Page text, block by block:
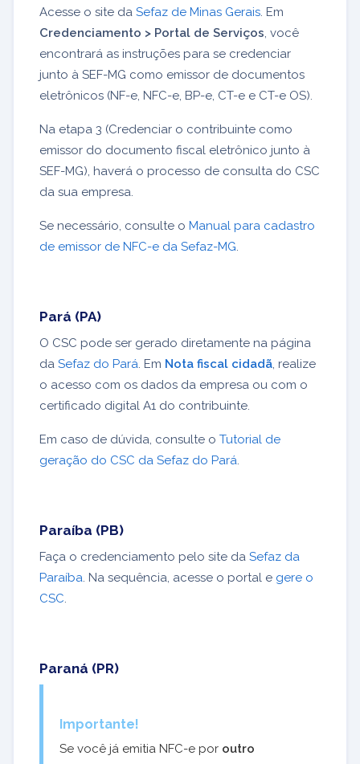
Acesse o site da Sefaz de Minas Gerais . Em
Credenciamento > Portal de Serviços , você
encontrará as instruções para se credenciar
junto à SEF-MG como emissor de documentos
eletrônicos (NF-e, NFC-e, BP-e, CT-e e CT-e OS).
Na etapa 3 (Credenciar o contribuinte como
emissor do documento fiscal eletrônico junto à
SEF-MG), haverá o processo de consulta do CSC
da sua empresa.
Se necessário, consulte o Manual para cadastro
de emissor de NFC-e da Sefaz-MG
Pará (PA)
O CSC pode ser gerado diretamente na página
da Sefaz do Pará . Em Nota fiscal cidadã , realize
o acesso com os dados da empresa ou com o
certificado digital A1 do contribuinte.
Em caso de dúvida, consulte o Tutorial de
geração do CSC da Sefaz do Pará
Paraíba (PB)
Faça o credenciamento pelo site da Sefaz da
Paraíba . Na sequência, acesse o portal e gere o
CSC
Paraná (PR)
Importante!
Se você já emitia NFC-e por outro